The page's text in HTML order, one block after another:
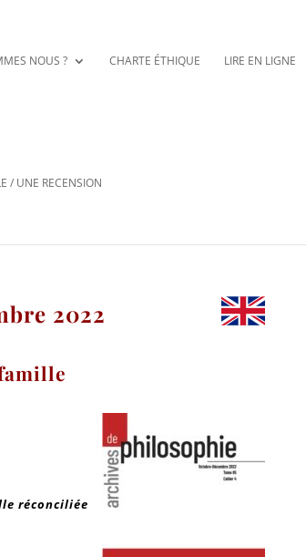
NOUS ? CHARTE ÉTHIQUE LIRE EN LIGNE
/ UNE RECENSION
2022
réconciliée